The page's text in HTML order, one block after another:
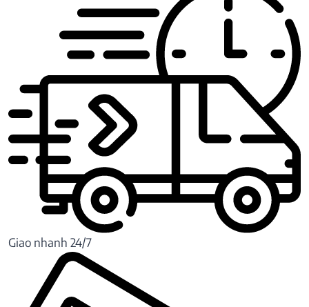
Giao nhanh 24/7